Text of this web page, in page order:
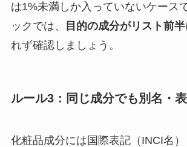
は1%未満しか入っていないケース
ックでは、
目的の成分がリスト前
れず確認しましょう。
ルール3：同じ成分でも別名・
化粧品成分には国際表記（INCI名